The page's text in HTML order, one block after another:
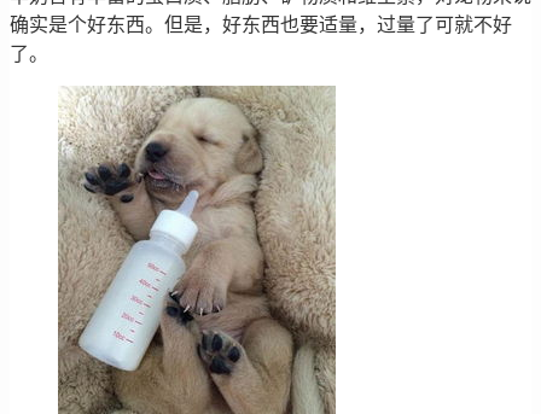
确实是个好东西。但是，好东西也要适量，过量了可就不好
了。